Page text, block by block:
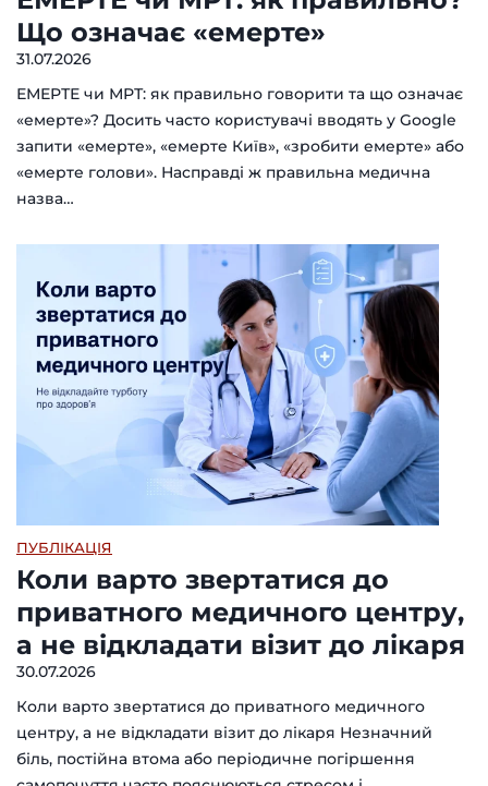
Що означає «емерте»
31.07.2026
ЕМЕРТЕ чи МРТ: як правильно говорити та що означає
«емерте»? Досить часто користувачі вводять у Google
запити «емерте», «емерте Київ», «зробити емерте» або
«емерте голови». Насправді ж правильна медична
назва…
ПУБЛІКАЦІЯ
Коли варто звертатися до
приватного медичного центру,
а не відкладати візит до лікаря
30.07.2026
Коли варто звертатися до приватного медичного
центру, а не відкладати візит до лікаря Незначний
біль, постійна втома або періодичне погіршення